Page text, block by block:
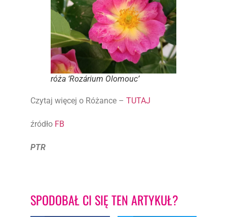
róża ‘Rozárium Olomouc’
Czytaj więcej o Różance – TUTAJ
źródło FB
PTR
SPODOBAŁ CI SIĘ TEN ARTYKUŁ?